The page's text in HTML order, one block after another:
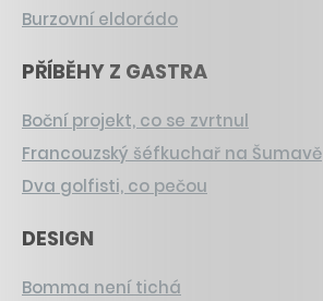
Burzovní eldorádo
PŘÍBĚHY Z GASTRA
Boční projekt, co se zvrtnul
Francouzský šéfkuchař na Šumavě
Dva golfisti, co pečou
DESIGN
Bomma není tichá